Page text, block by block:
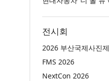
전시회
2026 부산국제사진제
FMS 2026
NextCon 2026